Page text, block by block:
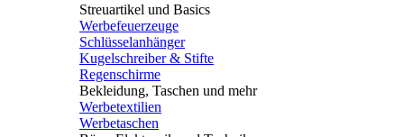
Streuartikel und Basics
Werbefeuerzeuge
Schlüsselanhänger
Kugelschreiber & Stifte
Regenschirme
Bekleidung, Taschen und mehr
Werbetextilien
Werbetaschen